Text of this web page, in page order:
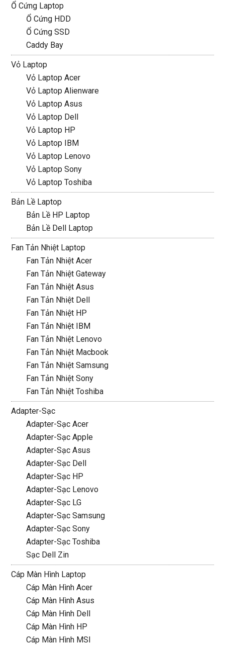
Ổ Cứng Laptop
Ổ Cứng HDD
Ổ Cứng SSD
Caddy Bay
Vỏ Laptop
Vỏ Laptop Acer
Vỏ Laptop Alienware
Vỏ Laptop Asus
Vỏ Laptop Dell
Vỏ Laptop HP
Vỏ Laptop IBM
Vỏ Laptop Lenovo
Vỏ Laptop Sony
Vỏ Laptop Toshiba
Bản Lề Laptop
Bản Lề HP Laptop
Bản Lề Dell Laptop
Fan Tản Nhiệt Laptop
Fan Tản Nhiệt Acer
Fan Tản Nhiệt Gateway
Fan Tản Nhiệt Asus
Fan Tản Nhiệt Dell
Fan Tản Nhiệt HP
Fan Tản Nhiệt IBM
Fan Tản Nhiệt Lenovo
Fan Tản Nhiệt Macbook
Fan Tản Nhiệt Samsung
Fan Tản Nhiệt Sony
Fan Tản Nhiệt Toshiba
Adapter-Sạc
Adapter-Sạc Acer
Adapter-Sạc Apple
Adapter-Sạc Asus
Adapter-Sạc Dell
Adapter-Sạc HP
Adapter-Sạc Lenovo
Adapter-Sạc LG
Adapter-Sạc Samsung
Adapter-Sạc Sony
Adapter-Sạc Toshiba
Sạc Dell Zin
Cáp Màn Hình Laptop
Cáp Màn Hình Acer
Cáp Màn Hình Asus
Cáp Màn Hình Dell
Cáp Màn Hình HP
Cáp Màn Hình MSI